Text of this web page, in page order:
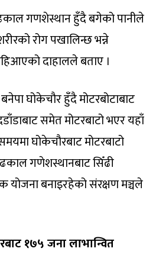
गणशेस्थान हुँदै बगेको पानीले
रोग पखालिन्छ भन्ने
दाहालले बताए ।
घोकेचौर हुँदै मोटरबोटाबाट
समेत मोटरबाटो भएर यहाँ
घोकेचौरबाट मोटरबाटो
गणेशस्थानबाट सिँढी
योजना बनाइरहेको संरक्षण मञ्चले
१७५ जना लाभान्वित